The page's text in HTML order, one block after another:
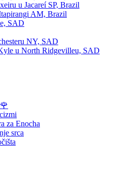
u Jacareí SP, Brazil
AM, Brazil
SAD
NY, SAD
u North Ridgevilleu, SAD
🌹
za Enocha
srca